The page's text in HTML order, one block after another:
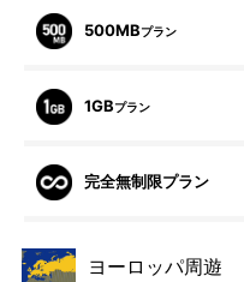
500MBプラン
1GBプラン
完全無制限プラン
ヨーロッパ周遊